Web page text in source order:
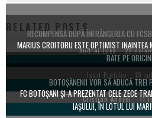
RELATED POSTS
RECOMPENSĂ DUPĂ ÎNFRÂNGEREA CU
Andrei Luca 22
MARIUS CROITORU ESTE OPTIMIST INAINTEA
BATE PE
Iosif Pintilie 19
BOTOŞĂNENII VOR SĂ ADUCĂ TREI
Cristian Andrei 11
FC BOTOŞANI ŞI-A PREZENTAT CELE ZECE
IAŞULUI, ÎN LOTUL LUI